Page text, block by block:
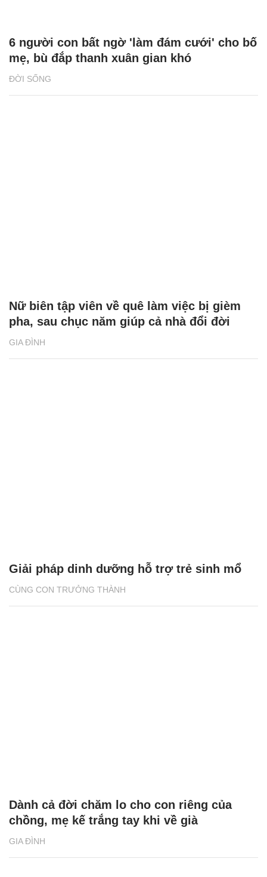
ĐỜI SỐNG
6 người con bất ngờ 'làm đám cưới' cho bố
mẹ, bù đắp thanh xuân gian khó
GIA ĐÌNH
Nữ biên tập viên về quê làm việc bị gièm
pha, sau chục năm giúp cả nhà đổi đời
CÙNG CON TRƯỞNG THÀNH
Giải pháp dinh dưỡng hỗ trợ trẻ sinh mổ
GIA ĐÌNH
Dành cả đời chăm lo cho con riêng của
chồng, mẹ kế trắng tay khi về già